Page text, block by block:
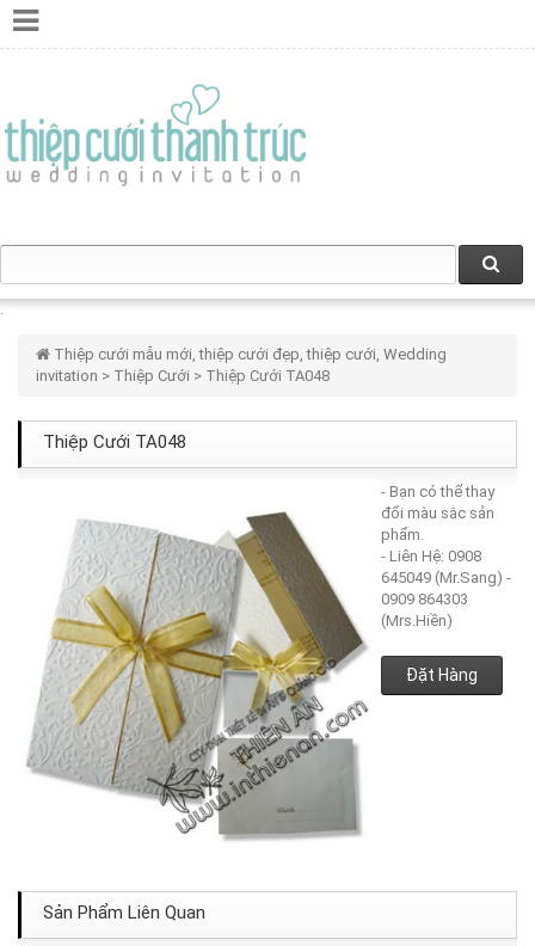
Thiệp cưới mẫu mới, thiệp cưới đẹp, thiệp cưới, Wedding
invitation > Thiệp Cưới > Thiệp Cưới TA048
Thiệp Cưới TA048
- Bạn có thể thay
đổi màu sắc sản
phẩm.
- Liên Hệ: 0908
645049 (Mr.Sang) -
0909 864303
(Mrs.Hiền)
Đặt Hàng
Sản Phẩm Liên Quan